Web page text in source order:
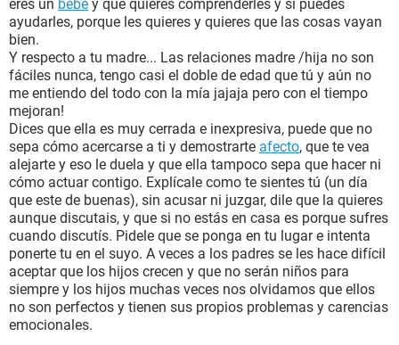
interesa pelear mas que nada por mi salud mental, sin
embargo eso acarreo otro problema ya que ambos (reitero,
mas que nada mi madre) malinterpretaron esta nueva
actitud, me toman por insolente y ya hasta me amenazaron
con castigos. Yo francamente estoy harta de llorar a solas
de tanta rabia por como me trata mi madre y para colmo mi
padre venga y me critique por que supuesta mente el "paga"
el malhumor de ella.
Ya soy mayor de edad y realmente quisiera poder irme de
aquí pero no puedo por diversos motivos lo cual me ha
llevado a pasar gran parte del día fuera de casa (jamas
había sentido tal aversión por las vacaciones), he buscado
ayuda externa siempre llegando a la conclusión de que ellos
tienen que darse cuenta y buscar consejo por si mismos. Ya
no se que actitud tomar dado que nada los complace. ¿Esto
es normal? ¿Pasara en algún momento? ¿O es algo que
debo remediar ahora o nunca?
A quien se ofrezca a ayudarme con un consejo o un nuevo
punto de vista estaré muy agradecida.
eres un bebé y que quieres comprenderles y si puedes
ayudarles, porque les quieres y quieres que las cosas vayan
bien.
Y respecto a tu madre... Las relaciones madre /hija no son
fáciles nunca, tengo casi el doble de edad que tú y aún no
me entiendo del todo con la mía jajaja pero con el tiempo
mejoran!
Dices que ella es muy cerrada e inexpresiva, puede que no
sepa cómo acercarse a ti y demostrarte afecto, que te vea
alejarte y eso le duela y que ella tampoco sepa que hacer ni
cómo actuar contigo. Explícale como te sientes tú (un día
que este de buenas), sin acusar ni juzgar, dile que la quieres
aunque discutais, y que si no estás en casa es porque sufres
cuando discutís. Pidele que se ponga en tu lugar e intenta
ponerte tu en el suyo. A veces a los padres se les hace difícil
aceptar que los hijos crecen y que no serán niños para
siempre y los hijos muchas veces nos olvidamos que ellos
no son perfectos y tienen sus propios problemas y carencias
emocionales.